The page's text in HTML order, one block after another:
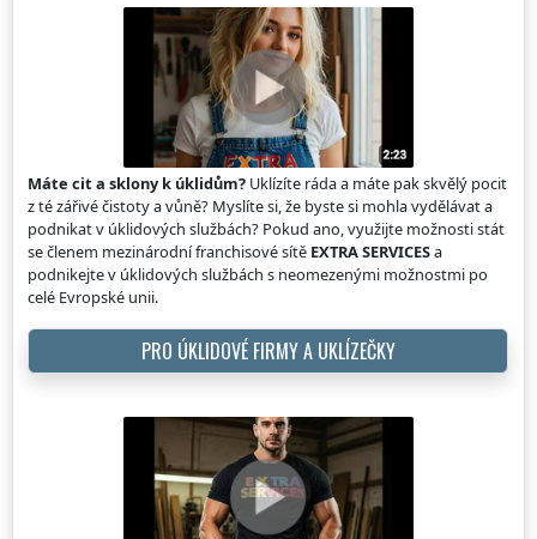
Máte cit a sklony k úklidům? Uklízíte ráda a máte pak skvělý pocit
z té zářivé čistoty a vůně? Myslíte si, že byste si mohla vydělávat a
podnikat v úklidových službách? Pokud ano, využijte možnosti stát
se členem mezinárodní franchisové sítě EXTRA SERVICESa
podnikejte v úklidových službách s neomezenými možnostmi po
celé Evropské unii.
PRO ÚKLIDOVÉ FIRMY A UKLÍZEČKY